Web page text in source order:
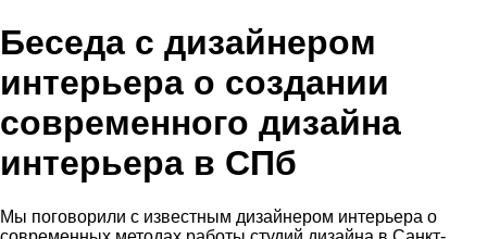
Беседа с дизайнером
интерьера о создании
современного дизайна
интерьера в СПб
Мы поговорили с известным дизайнером интерьера о